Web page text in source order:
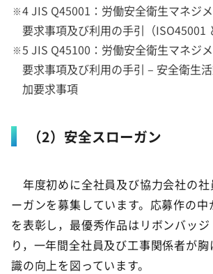
4 JIS Q45001：労働安全衛生マネジ
要求事項及び利用の手引（ISO45001
5 JIS Q45100：労働安全衛生マネジ
要求事項及び利用の手引 – 安全衛生
加要求事項
（2）安全スローガン
年度初めに全社員及び協力会社の社
ーガンを募集しています。応募作の中
を表彰し，最優秀作品はリボンバッ
り，一年間全社員及び工事関係者が
識の向上を図っています。